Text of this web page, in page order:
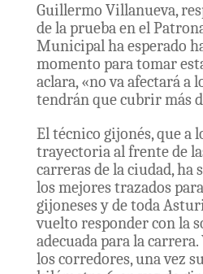
Guillermo Villanueva,
de la prueba en el
Municipal ha esperado
momento para tomar
aclara, «no va afectará a
tendrán que cubrir más
El técnico gijonés, que a
trayectoria al frente de
carreras de la ciudad, ha
los mejores trazados
gijoneses y de toda
vuelto responder con la
adecuada para la
los corredores, una vez